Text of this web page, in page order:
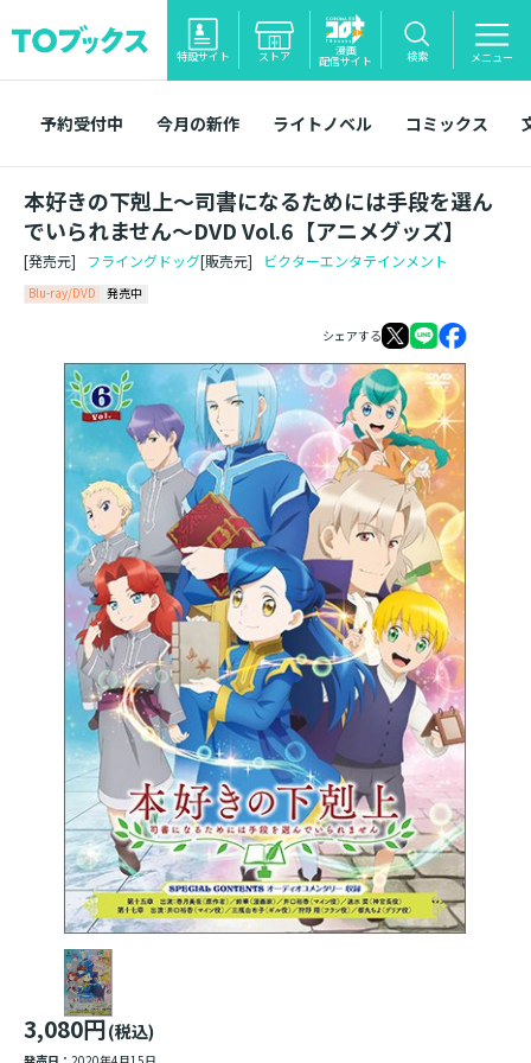
特設サイト ストア 漫画
配信サイト 検索 メニュー
予約受付中 今月の新作 ライトノベル コミックス
本好きの下剋上～司書になるためには手段を選ん
でいられません～DVD Vol.6【アニメグッズ】
[発売元] フライングドッグ[販売元] ビクターエンタテインメント
Blu-ray/DVD 発売中
シェアする
3,080円(税込)